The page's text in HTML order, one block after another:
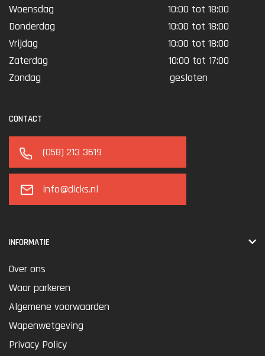
Woensdag
10:00 tot 18:00
Donderdag
10:00 tot 18:00
Vrijdag
10:00 tot 18:00
Zaterdag
10:00 tot 17:00
Zondag
gesloten
CONTACT
(058) 213 3619
info@dicks.nl
INFORMATIE
Over ons
Waar parkeren
Algemene voorwaarden
Wapenwetgeving
Privacy Policy